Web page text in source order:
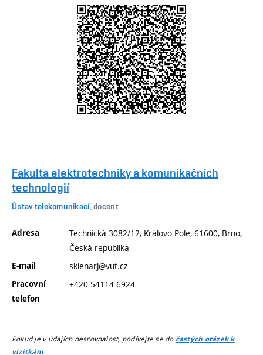
Fakulta elektrotechniky a komunikačních
technologií
Ústav telekomunikací, docent
Adresa
Technická 3082/12, Královo Pole, 61600, Brno,
Česká republika
E-mail sklenarj@vut.cz
Pracovní
telefon
+420 54114 6924
Pokud je v údajích nesrovnalost, podívejte se do častých otázek k
vizitkám.